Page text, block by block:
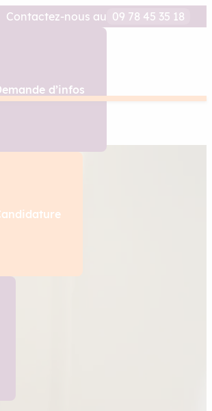
Contactez-nous au 09 78 45 35 18
d’infos